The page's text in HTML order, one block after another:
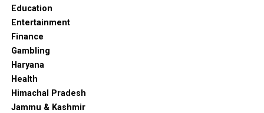
Education
Entertainment
Finance
Gambling
Haryana
Health
Himachal Pradesh
Jammu & Kashmir